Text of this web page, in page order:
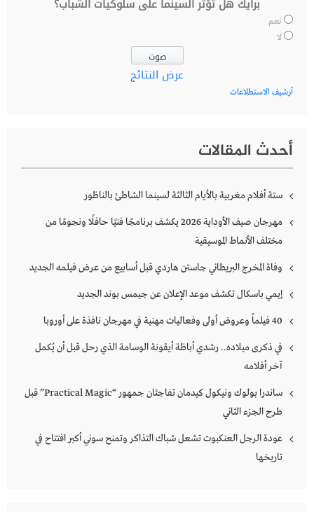
برأيك هل تؤثر السينما على سلوكيات الشباب؟
نعم
لا
عرض النتائج
أرشيف الاستطلاعات
أحدث المقالات
ستة أفلام مغربية بالأيام الثالثة لسينما الشاطئ بالناظور
مهرجان صيف الأوداية 2026 يكشف برنامجًا فنيًا حافلًا ونجومًا من
مختلف الأنماط الموسيقية
وفاة المخرج البريطاني جاستن هاردي قبل أسابيع من عرض فيلمه الجديد
إيمي باسكال تكشف موعد الإعلان عن جيمس بوند الجديد
40 فيلماً وعروض أولى وفعاليات مهنية في مهرجان نافذة على أوروبا
في ذكرى ميلاده.. رشدي أباظة أيقونة الوسامة الذي رحل قبل أن يُكمل
آخر أفلامه
ساندرا بولوك ونيكول كيدمان تفاجئان جمهور “Practical Magic” قبل
طرح الجزء الثاني
عودة الرجل العنكبوت تشعل شباك التذاكر وتمنح سوني أكبر افتتاح في
تاريخها